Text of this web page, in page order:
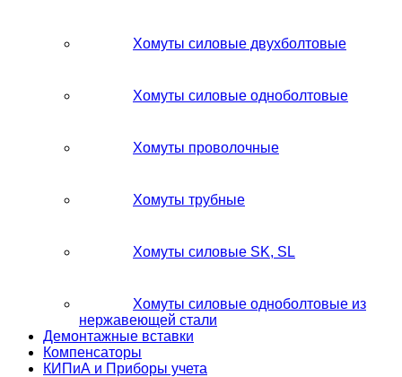
Хомуты силовые двухболтовые
Хомуты силовые одноболтовые
Хомуты проволочные
Хомуты трубные
Хомуты силовые SK, SL
Хомуты силовые одноболтовые из
нержавеющей стали
Демонтажные вставки
Компенсаторы
КИПиА и Приборы учета